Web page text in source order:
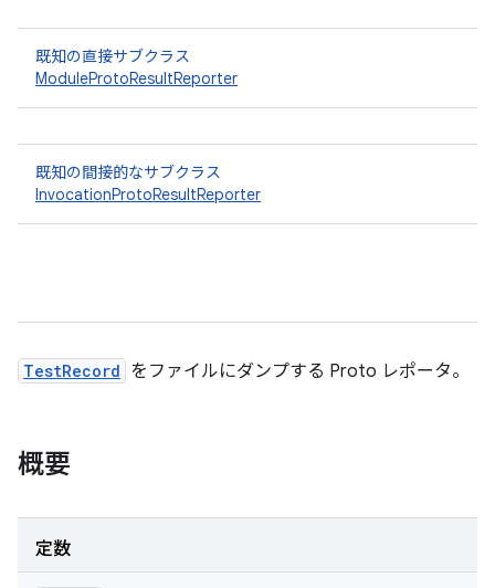
既知の直接サブクラス
ModuleProtoResultReporter
既知の間接的なサブクラス
InvocationProtoResultReporter
TestRecord をファイルにダンプする Proto レポータ。
概要
定数